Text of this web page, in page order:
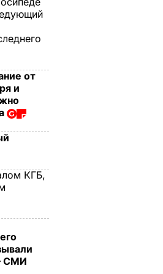
от
и
КГБ,
СМИ